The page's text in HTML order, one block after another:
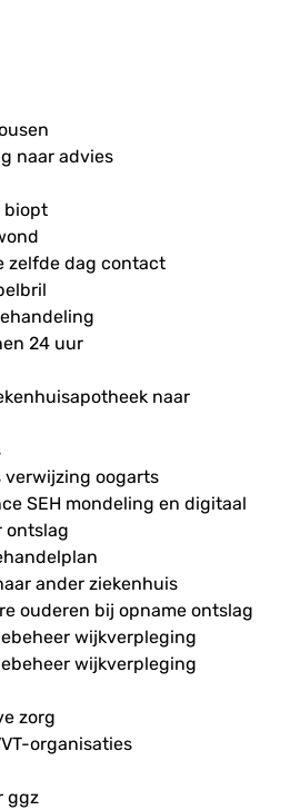
naar advies
biopt
zelfde dag contact
24 uur
naar
verwijzing oogarts
SEH mondeling en digitaal
ontslag
ander ziekenhuis
ouderen bij opname ontslag
wijkverpleging
wijkverpleging
zorg
organisaties
ggz